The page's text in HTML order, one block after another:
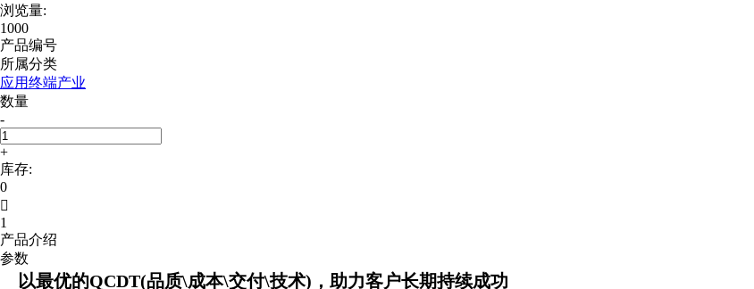
浏览量:
1000
产品编号
所属分类
应用终端产业
数量
-
+
库存:
0

1
产品介绍
参数
以最优的QCDT(品质\成本\交付\技术)，助力客户长期持续成功